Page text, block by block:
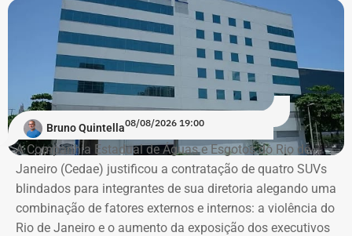
Bruno Quintella08/08/2026 19:00
A Companhia Estadual de Águas e Esgotos do Rio de
Janeiro (Cedae) justificou a contratação de quatro SUVs
blindados para integrantes de sua diretoria alegando uma
combinação de fatores externos e internos: a violência do
Rio de Janeiro e o aumento da exposição dos executivos